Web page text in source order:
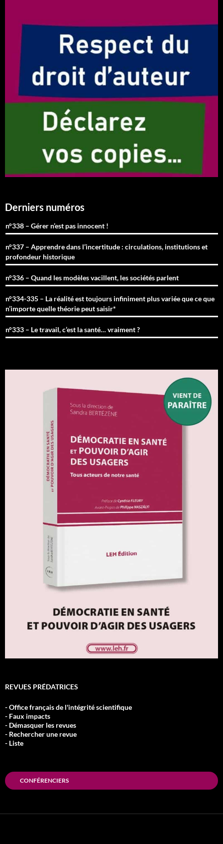
Derniers numéros
n°338 – Gérer n’est pas innocent !
n°337 – Apprendre dans l’incertitude : circulations, institutions et
profondeur historique
n°336 – Quand les modèles vacillent, les sociétés parlent
n°334-335 – La réalité est toujours infiniment plus variée que ce que
n’importe quelle théorie peut saisir*
n°333 – Le travail, c’est la santé… vraiment ?
REVUES PRÉDATRICES
- Office français de l'intégrité scientifique
- Faux impacts
- Démasquer les revues
- Rechercher une revue
- Liste
CONFÉRENCIERS